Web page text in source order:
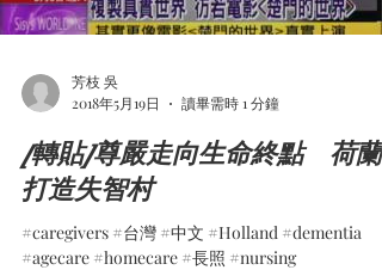
芳枝 吳
2018年5月19日
讀畢需時 1 分鐘
[轉貼]尊嚴走向生命終點 荷蘭
打造失智村
#caregivers #台灣 #中文 #Holland #dementia
#agecare #homecare #長照 #nursing